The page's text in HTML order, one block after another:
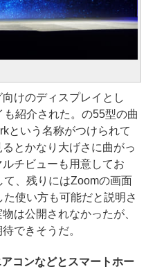
けのディスプレイとし
紹介された。の55型の曲
という名称がつけられて
とかなり大げさに曲がっ
チビューも用意してお
て、残りにはZoomの画面
使い方も可能だと説明さ
は公開されなかったが、
できそうだ。
コンなどとスマートホー